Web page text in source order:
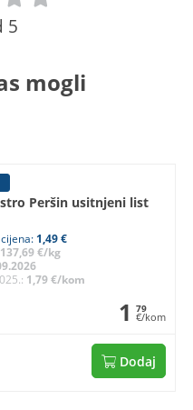
5
mogli
Peršin usitnjeni list
1,49 €
137,69 €/kg
1,79 €/kom
1 79
€/kom
Dodaj